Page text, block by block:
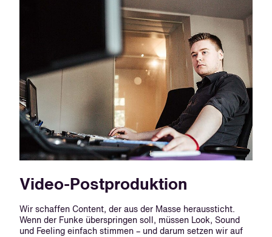
Video-Postproduktion
Wir schaffen Content, der aus der Masse heraussticht.
Wenn der Funke überspringen soll, müssen Look, Sound
und Feeling einfach stimmen – und darum setzen wir auf